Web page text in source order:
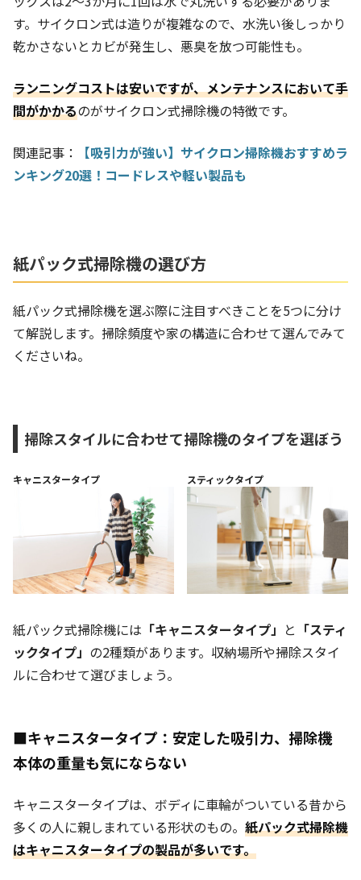
す。サイクロン式は造りが複雑なので、水洗い後しっかり
乾かさないとカビが発生し、悪臭を放つ可能性も。
ランニングコストは安いですが、メンテナンスにおいて手
間がかかるのがサイクロン式掃除機の特徴です。
関連記事：
【吸引力が強い】サイクロン掃除機おすすめラ
ンキング20選！コードレスや軽い製品も
紙パック式掃除機の選び方
紙パック式掃除機を選ぶ際に注目すべきことを5つに分け
て解説します。掃除頻度や家の構造に合わせて選んでみて
くださいね。
掃除スタイルに合わせて掃除機のタイプを選ぼう
キャニスタータイプ スティックタイプ
紙パック式掃除機には 「キャニスタータイプ」 と 「スティ
ックタイプ」 の2種類があります。収納場所や掃除スタイ
ルに合わせて選びましょう。
■キャニスタータイプ：安定した吸引力、掃除機
本体の重量も気にならない
キャニスタータイプは、ボディに車輪がついている昔から
多くの人に親しまれている形状のもの。 紙パック式掃除機
はキャニスタータイプの製品が多いです。